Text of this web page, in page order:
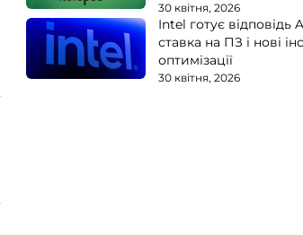
30 квітня, 2026
Intel готує відповідь
ставка на ПЗ і нові
оптимізації
30 квітня, 2026